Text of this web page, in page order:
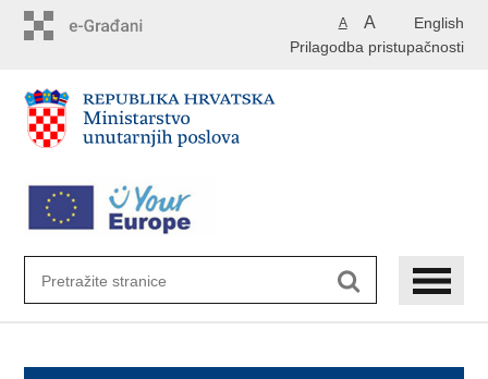
English
A A
Prilagodba pristupačnosti